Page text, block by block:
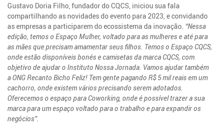
Gustavo Doria Filho, fundador do CQCS, iniciou sua fala
compartilhando as novidades do evento para 2023, e convidando
as empresas a participarem do ecossistema da inovação. “Nessa
edição, temos o Espaço Mulher, voltado para as mulheres e até para
as mães que precisam amamentar seus filhos. Temos o Espaço CQCS,
onde estão disponíveis bonés e camisetas da marca CQCS, com
objetivo de ajudar o Instituto Nossa Jornada. Vamos ajudar também
a ONG Recanto Bicho Feliz! Tem gente pagando R$ 5 mil reais em um
cachorro, onde existem vários precisando serem adotados.
Oferecemos o espaço para Coworking, onde é possível trazer a sua
marca para um espaço voltado para o trabalho e para expandir os
negócios”.